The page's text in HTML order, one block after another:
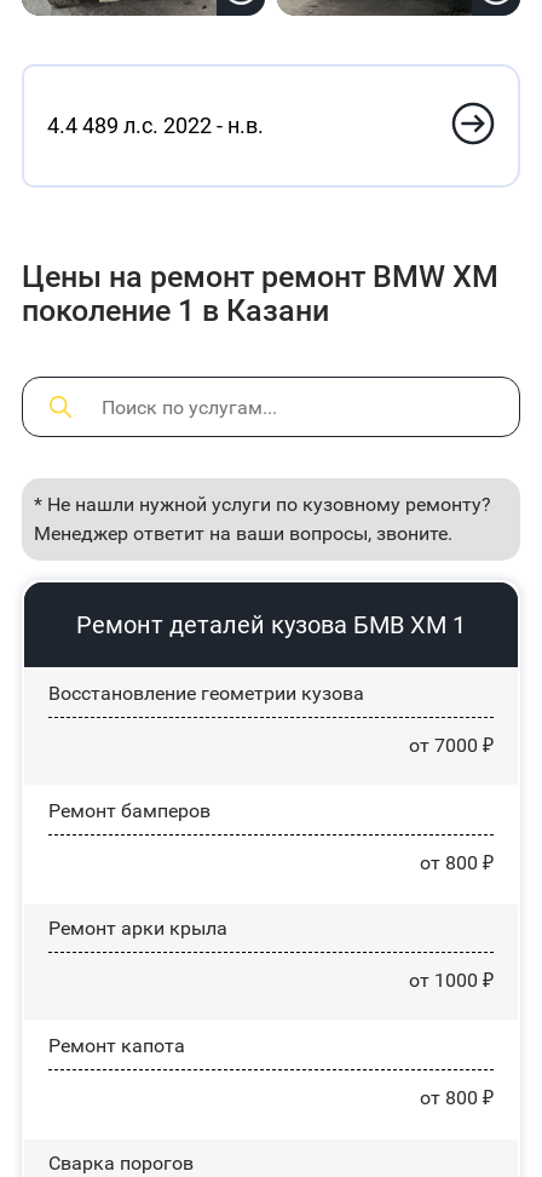
4.4 489 л.с. 2022 - н.в.
Цены на ремонт ремонт BMW XM
поколение 1 в Казани
* Не нашли нужной услуги по кузовному ремонту?
Менеджер ответит на ваши вопросы, звоните.
Ремонт деталей кузова БМВ ХМ 1
Восстановление геометрии кузова
от 7000 ₽
Ремонт бамперов
от 800 ₽
Ремонт арки крыла
от 1000 ₽
Ремонт капота
от 800 ₽
Сварка порогов